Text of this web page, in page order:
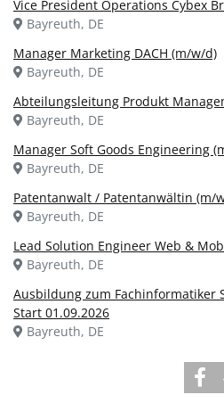
Vice President Operations Cybex
Bayreuth, DE
Manager Marketing DACH (m/w/d)
Bayreuth, DE
Abteilungsleitung Produkt
Bayreuth, DE
Manager Soft Goods Engineering
Bayreuth, DE
Patentanwalt / Patentanwältin (m/
Bayreuth, DE
Lead Solution Engineer Web &
Bayreuth, DE
Ausbildung zum Fachinformatiker
Start 01.09.2026
Bayreuth, DE